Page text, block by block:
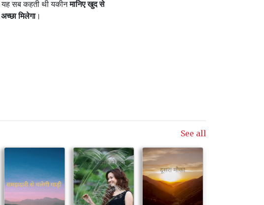
यह सब कहती थी यकीनमानिए खुद से
मिलेगा।
See all